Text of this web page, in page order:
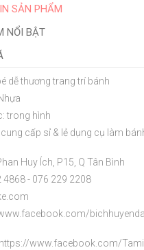
SẢN PHẨM
NỔI BẬT
dễ thương trang trí bánh
trong hình
cấp sỉ & lẻ dụng cụ làm
Huy Ích, P15, Q Tân Bình
4868 - 076 229 2208
https://www.facebook.com/